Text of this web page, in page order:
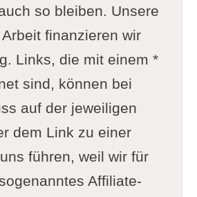
so bleiben. Unsere
finanzieren wir
Links, die mit einem *
sind, können bei
auf der jeweiligen
dem Link zu einer
führen, weil wir für
Affiliate-